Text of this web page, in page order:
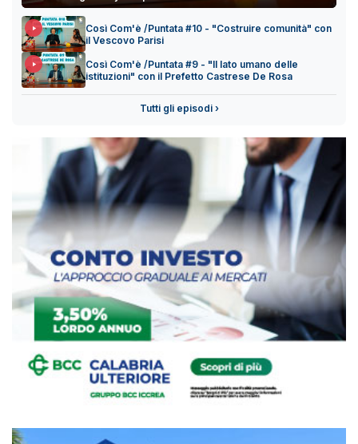
Così Com'è /Puntata #10 - "Costruire comunità" con
il Vescovo Parisi
Così Com'è /Puntata #9 - "Il lato umano delle
istituzioni" con il Prefetto Castrese De Rosa
Tutti gli episodi ›